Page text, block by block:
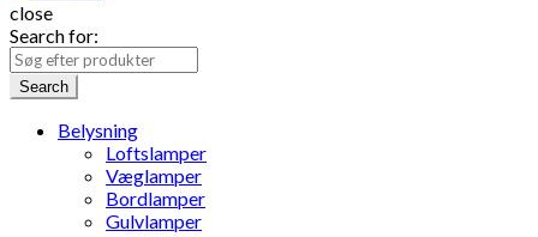
close
Search for:
Search
Belysning
Loftslamper
Væglamper
Bordlamper
Gulvlamper